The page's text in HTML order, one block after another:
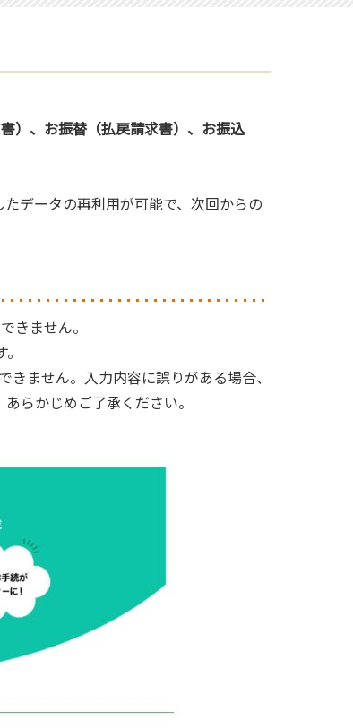
）、お振替（払戻請求書）、お振込
データの再利用が可能で、次回からの
きません。
ません。入力内容に誤りがある場合、
らかじめご了承ください。